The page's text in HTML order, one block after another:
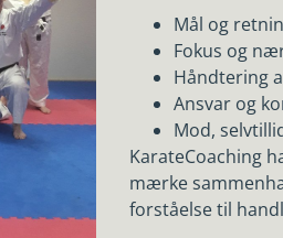
Mål og
Fokus og
Håndtering
Ansvar og
Mod,
KarateCoaching
mærke
forståelse til